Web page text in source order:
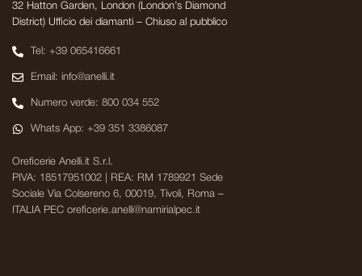
32 Hatton Garden, London (London’s Diamond
District) Ufficio dei diamanti – Chiuso al pubblico
Tel: +39 065416661
Email: info@anelli.it
Numero verde: 800 034 552
Whats App: +39 351 3386087
Oreficerie Anelli.it S.r.l.
PIVA: 18517951002 | REA: RM 1789921 Sede
Sociale Via Colsereno 6, 00019, Tivoli, Roma –
ITALIA PEC oreficerie.anelli@namirialpec.it